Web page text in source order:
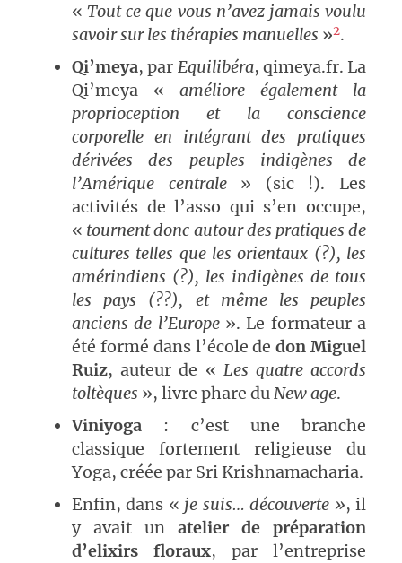
« Tout ce que vous n’avez jamais voulu
savoir sur les thérapies manuelles »2.
Qi’meya, par Equilibéra, qimeya.fr. La
Qi’meya « améliore également la
proprioception et la conscience
corporelle en intégrant des pratiques
dérivées des peuples indigènes de
l’Amérique centrale » (sic !). Les
activités de l’asso qui s’en occupe,
« tournent donc autour des pratiques de
cultures telles que les orientaux (?), les
amérindiens (?), les indigènes de tous
les pays (??), et même les peuples
anciens de l’Europe». Le formateur a
été formé dans l’école dedon Miguel
Ruiz, auteur de « Les quatre accords
toltèques », livre phare duNew age.
Viniyoga : c’est une branche
classique fortement religieuse du
Yoga, créée par Sri Krishnamacharia.
Enfin, dans « je suis… découverte », il
y avait un atelier de préparation
d’elixirs floraux, par l’entreprise